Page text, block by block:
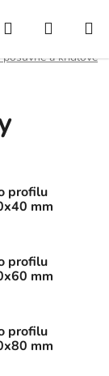
Hľadať
KOŠÍK
a krídlové
profilu
mm
profilu
mm
profilu
mm